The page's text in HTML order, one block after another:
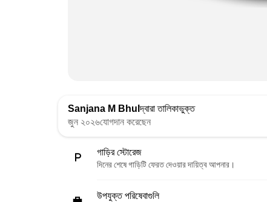
Sanjana M Bhulদ্বারা তালিকাভুক্ত
জুন ২০২৬যোগদান করেছেন
গাড়ির স্টোরেজ
দিনের শেষে গাড়িটি ফেরত দেওয়ার দায়িত্ব আপনার।
উপযুক্ত পরিষেবাগুলি